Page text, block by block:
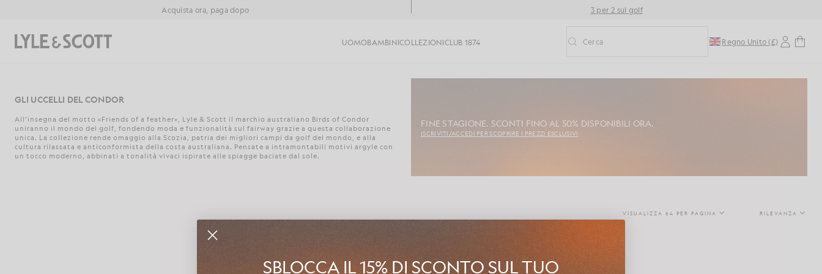
Acquista ora, paga dopo 3 per 2 sul golf
UOMOBAMBINICOLLEZIONICLUB 1874 Attiva/disattiva la ricerca predittiva
Cerca Cerca Regno Unito (£)
GLI UCCELLI DEL CONDOR
All’insegna del motto «Friends of a feather», Lyle & Scott il marchio australiano Birds of Condor
uniranno il mondo del golf, fondendo moda e funzionalità sul fairway grazie a questa collaborazione
unica. La collezione rende omaggio alla Scozia, patria dei migliori campi da golf del mondo, e alla
cultura rilassata e anticonformista della costa australiana. Pensate a intramontabili motivi argyle con
un tocco moderno, abbinati a tonalità vivaci ispirate alle spiagge baciate dal sole.
FINE STAGIONE. SCONTI FINO AL 50% DISPONIBILI ORA.
ISCRIVITI/ACCEDI PER SCOPRIRE I PREZZI ESCLUSIVI
VISUALIZZA 64 PER PAGINA RILEVANZA
SBLOCCA IL 15% DI SCONTO SUL TUO